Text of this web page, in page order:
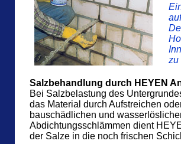
zu
Salzbehandlung durch HEYEN
Bei Salzbelastung des
das Material durch Aufstreichen
bauschädlichen und
Abdichtungsschlämmen dient
der Salze in die noch frischen